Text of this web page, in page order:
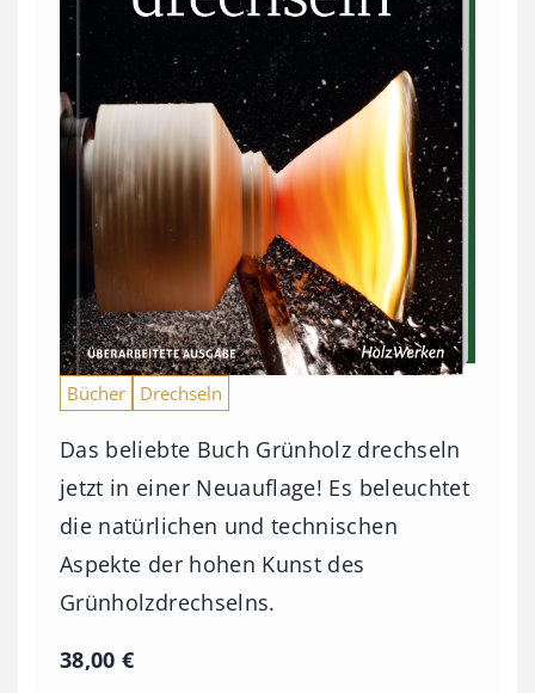
Bücher Drechseln
Das beliebte Buch Grünholz drechseln
jetzt in einer Neuauflage! Es beleuchtet
die natürlichen und technischen
Aspekte der hohen Kunst des
Grünholzdrechselns.
38,00€